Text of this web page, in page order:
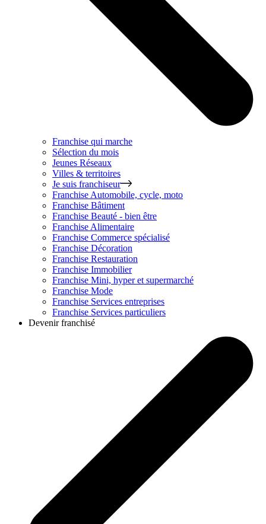
Franchise qui marche
Sélection du mois
Jeunes Réseaux
Villes & territoires
Je suis franchiseur
Franchise Automobile, cycle, moto
Franchise Bâtiment
Franchise Beauté - bien être
Franchise Alimentaire
Franchise Commerce spécialisé
Franchise Décoration
Franchise Restauration
Franchise Immobilier
Franchise Mini, hyper et supermarché
Franchise Mode
Franchise Services entreprises
Franchise Services particuliers
Devenir franchisé